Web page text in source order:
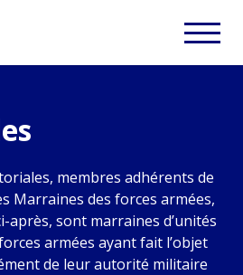
membres adhérents de
Marraines des forces armées,
sont marraines d’unités
armées ayant fait l’objet
de leur autorité militaire